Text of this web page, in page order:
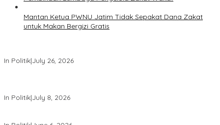
Mantan Ketua PWNU Jatim Tidak Sepakat Dana Zakat
untuk Makan Bergizi Gratis
In Politik|July 26, 2026
In Politik|July 8, 2026